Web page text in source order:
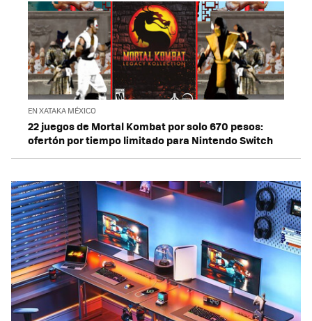
EN XATAKA MÉXICO
22 juegos de Mortal Kombat por solo 670 pesos:
ofertón por tiempo limitado para Nintendo Switch